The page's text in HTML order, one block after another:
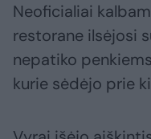
Neoficialiai
restorane ilsėjosi
nepatiko
kurie sėdėjo prie